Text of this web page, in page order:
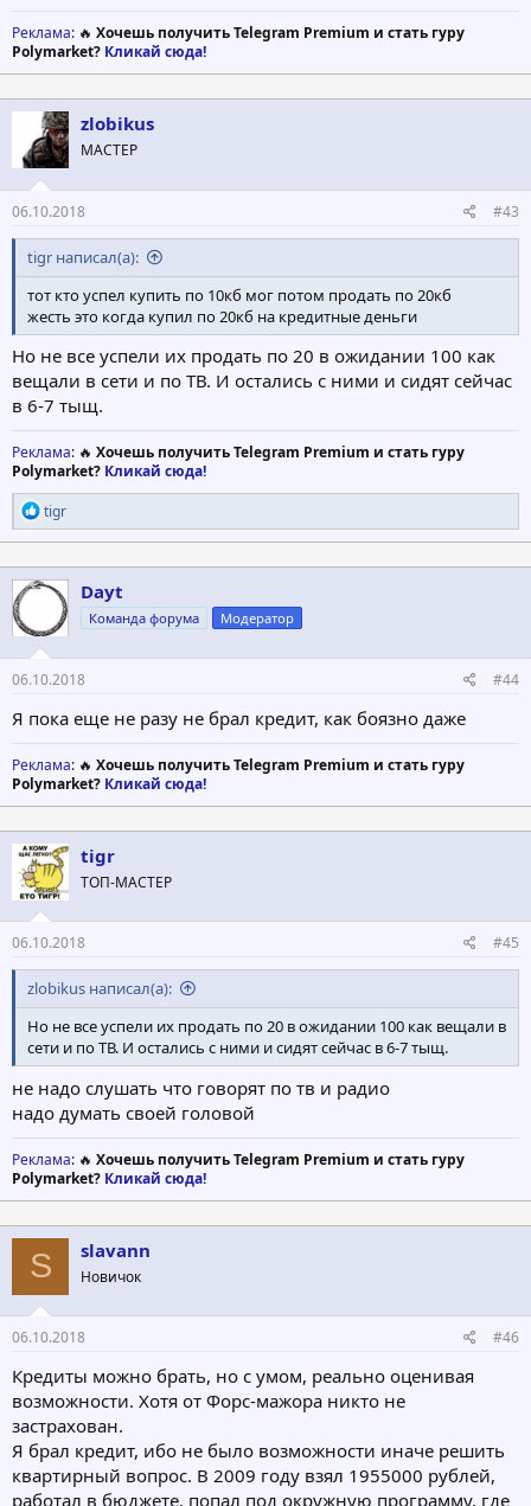
Реклама: 🔥 Хочешь получить Telegram Premium и стать гуру
Polymarket? Кликай сюда!
zlobikus
МАСТЕР
06.10.2018 #43
tigr написал(а):
тот кто успел купить по 10кб мог потом продать по 20кб
жесть это когда купил по 20кб на кредитные деньги
Но не все успели их продать по 20 в ожидании 100 как
вещали в сети и по ТВ. И остались с ними и сидят сейчас
в 6-7 тыщ.
Реклама: 🔥 Хочешь получить Telegram Premium и стать гуру
Polymarket? Кликай сюда!
Р
е
а
к
ц
и
:
tigr
Dayt
Команда форума Модератор
06.10.2018 #44
Я пока еще не разу не брал кредит, как боязно даже
Реклама: 🔥 Хочешь получить Telegram Premium и стать гуру
Polymarket? Кликай сюда!
tigr
ТОП-МАСТЕР
06.10.2018 #45
zlobikus написал(а):
Но не все успели их продать по 20 в ожидании 100 как вещали в
сети и по ТВ. И остались с ними и сидят сейчас в 6-7 тыщ.
не надо слушать что говорят по тв и радио
надо думать своей головой
Реклама: 🔥 Хочешь получить Telegram Premium и стать гуру
Polymarket? Кликай сюда!
S slavann
Новичок
06.10.2018 #46
Кредиты можно брать, но с умом, реально оценивая
возможности. Хотя от Форс-мажора никто не
застрахован.
Я брал кредит, ибо не было возможности иначе решить
квартирный вопрос. В 2009 году взял 1955000 рублей,
работал в бюджете, попал под окружную программу, где